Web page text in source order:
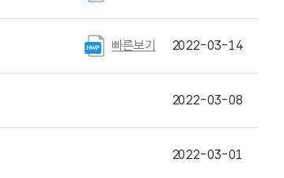
빠른보기 2022-03-14
2022-03-08
2022-03-01